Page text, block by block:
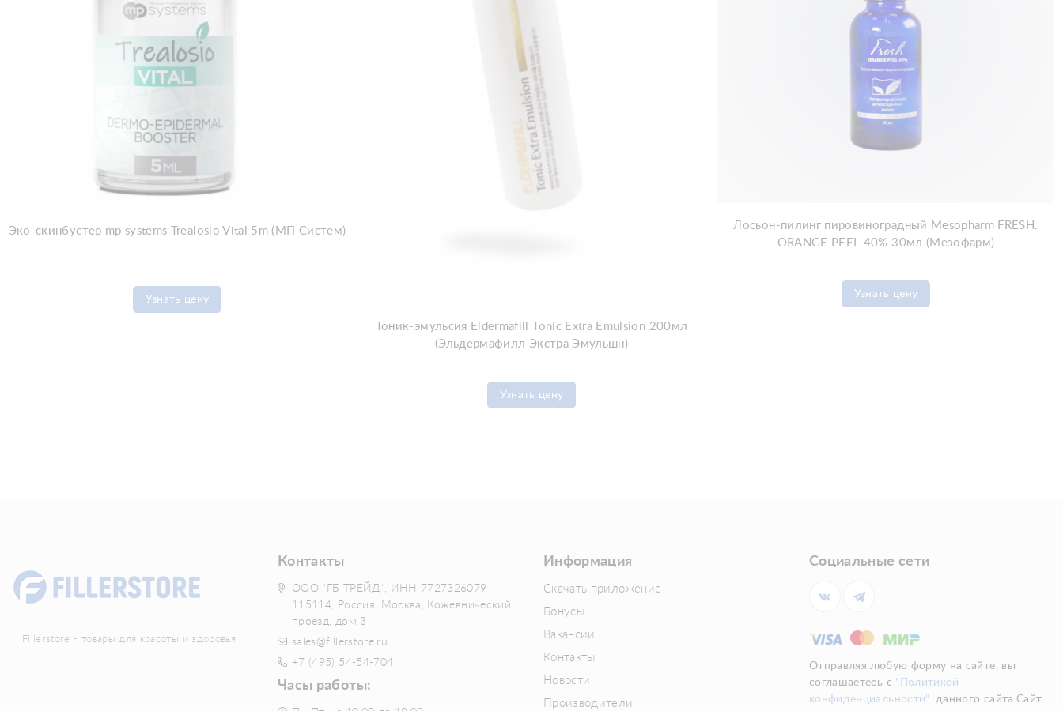
Эко-скинбустер mp systems Trealosio Vital 5m (МП Систем)
Узнать цену
Тоник-эмульсия Eldermafill Tonic Extra Emulsion 200мл
(Эльдермафилл Экстра Эмульшн)
Узнать цену
Лосьон-пилинг пировиноградный Mesopharm FRESH:
ORANGE PEEL 40% 30мл (Мезофарм)
Узнать цену
Fillerstore - товары для красоты и здоровья
Контакты
ООО "ГБ ТРЕЙД", ИНН 7727326079
115114, Россия, Москва, Кожевнический
проезд, дом 3
sales@fillerstore.ru
+7 (495) 54-54-704
Часы работы:
Информация
Скачать приложение
Бонусы
Вакансии
Контакты
Новости
Производители
Социальные сети
Отправляя любую форму на сайте, вы
соглашаетесь с "Политикой
конфиденциальности"
данного сайта.Сайт